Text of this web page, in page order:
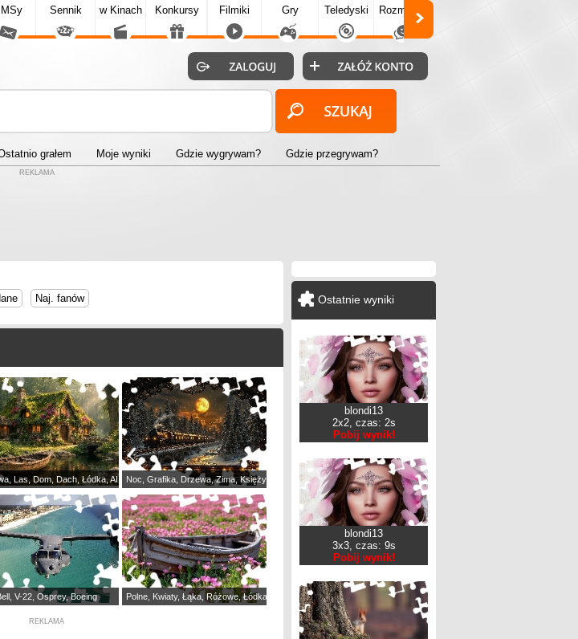
Sennik w Kinach Konkursy Filmiki Gry Teledyski Rozmówki
grałem Moje wyniki Gdzie wygrywam? Gdzie przegrywam?
REKLAMA
Naj. fanów
Grafika
Las, Dom, Dach, Łódka, AI, Rzeka, Mostek, OmszałyNoc, Grafika, Drzewa, Zima, Księżyc, Pociąg parowy
V-22, Osprey, Boeing Polne, Kwiaty, Łąka, Różowe, Łódka
REKLAMA
Ostatnie wyniki
blondi13
2x2, czas: 2s
Pobij wynik!
blondi13
3x3, czas: 9s
Pobij wynik!